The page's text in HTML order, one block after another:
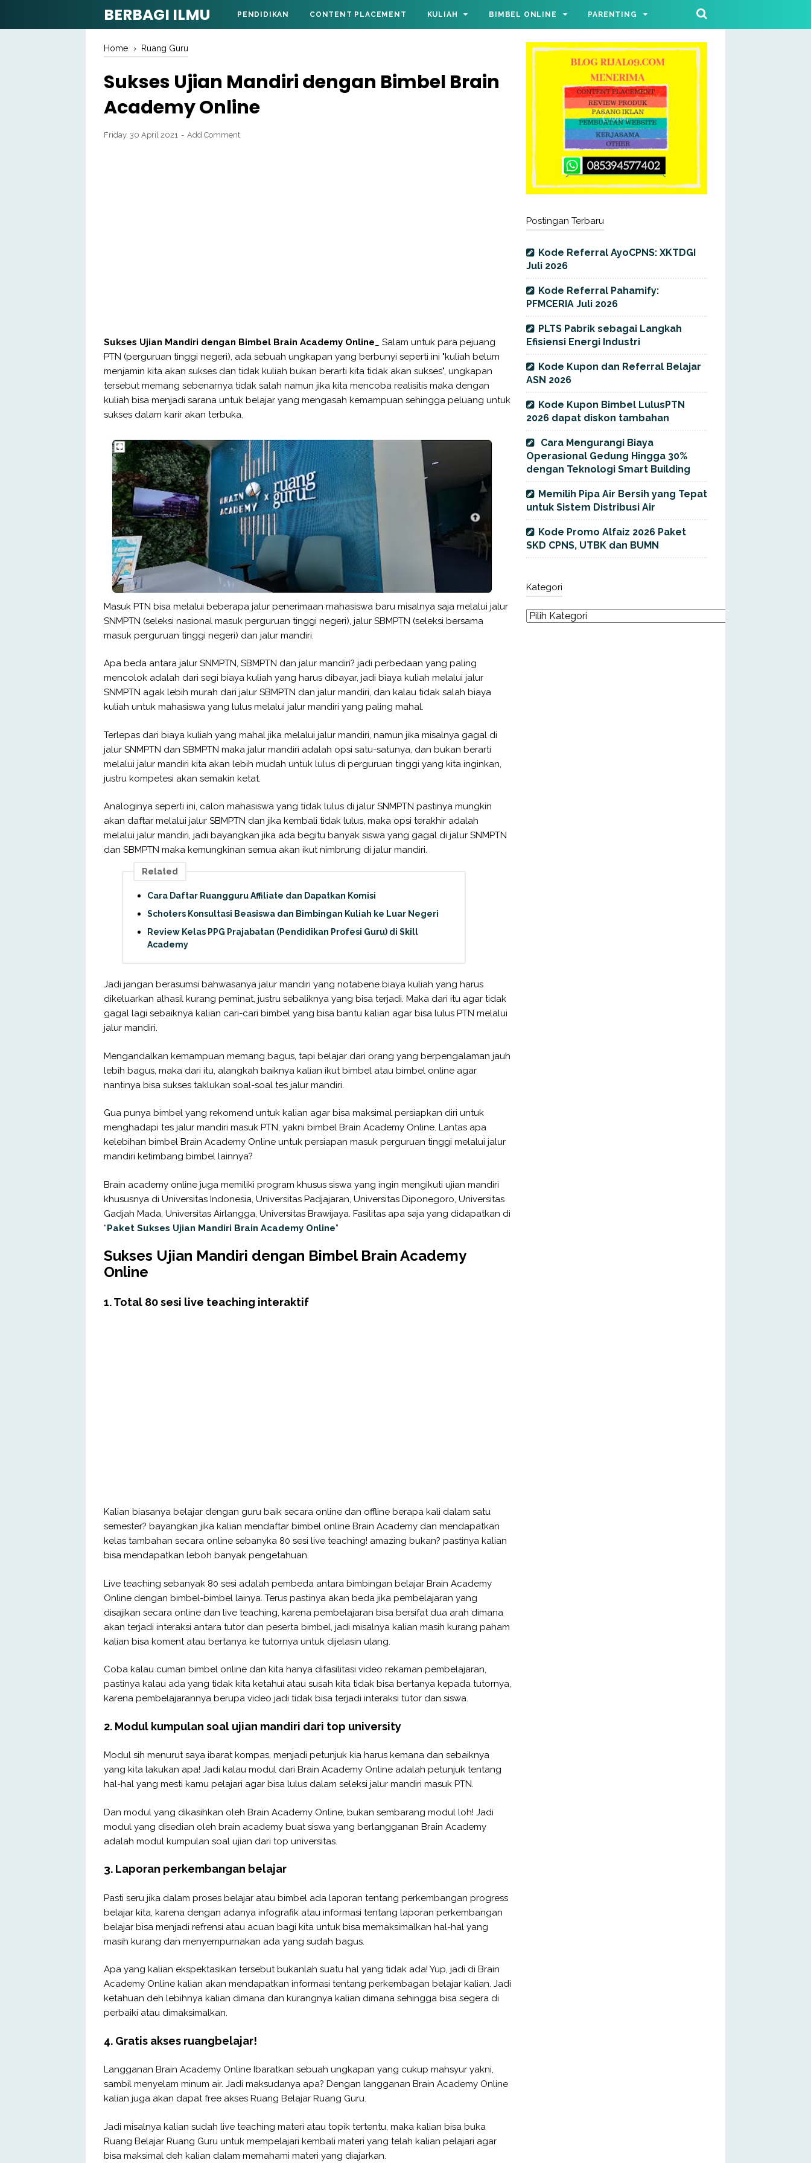
BERBAGI ILMU PENDIDIKAN CONTENT PLACEMENT KULIAH BIMBEL ONLINE PARENTING
Home › Ruang Guru
Sukses Ujian Mandiri dengan Bimbel Brain
Academy Online
Friday, 30 April 2021 Add Comment
Sukses Ujian Mandiri dengan Bimbel Brain Academy Online _ Salam untuk para pejuang
PTN (perguruan tinggi negeri), ada sebuah ungkapan yang berbunyi seperti ini "kuliah belum
menjamin kita akan sukses dan tidak kuliah bukan berarti kita tidak akan sukses", ungkapan
tersebut memang sebenarnya tidak salah namun jika kita mencoba realisitis maka dengan
kuliah bisa menjadi sarana untuk belajar yang mengasah kemampuan sehingga peluang untuk
sukses dalam karir akan terbuka.
Masuk PTN bisa melalui beberapa jalur penerimaan mahasiswa baru misalnya saja melalui jalur
SNMPTN (seleksi nasional masuk perguruan tinggi negeri), jalur SBMPTN (seleksi bersama
masuk perguruan tinggi negeri) dan jalur mandiri.
Apa beda antara jalur SNMPTN, SBMPTN dan jalur mandiri? jadi perbedaan yang paling
mencolok adalah dari segi biaya kuliah yang harus dibayar, jadi biaya kuliah melalui jalur
SNMPTN agak lebih murah dari jalur SBMPTN dan jalur mandiri, dan kalau tidak salah biaya
kuliah untuk mahasiswa yang lulus melalui jalur mandiri yang paling mahal.
Terlepas dari biaya kuliah yang mahal jika melalui jalur mandiri, namun jika misalnya gagal di
jalur SNMPTN dan SBMPTN maka jalur mandiri adalah opsi satu-satunya, dan bukan berarti
melalui jalur mandiri kita akan lebih mudah untuk lulus di perguruan tinggi yang kita inginkan,
justru kompetesi akan semakin ketat.
Analoginya seperti ini, calon mahasiswa yang tidak lulus di jalur SNMPTN pastinya mungkin
akan daftar melalui jalur SBMPTN dan jika kembali tidak lulus, maka opsi terakhir adalah
melalui jalur mandiri, jadi bayangkan jika ada begitu banyak siswa yang gagal di jalur SNMPTN
dan SBMPTN maka kemungkinan semua akan ikut nimbrung di jalur mandiri.
Related
Cara Daftar Ruangguru Affiliate dan Dapatkan Komisi
Schoters Konsultasi Beasiswa dan Bimbingan Kuliah ke Luar Negeri
Review Kelas PPG Prajabatan (Pendidikan Profesi Guru) di Skill
Academy
Jadi jangan berasumsi bahwasanya jalur mandiri yang notabene biaya kuliah yang harus
dikeluarkan alhasil kurang peminat, justru sebaliknya yang bisa terjadi. Maka dari itu agar tidak
gagal lagi sebaiknya kalian cari-cari bimbel yang bisa bantu kalian agar bisa lulus PTN melalui
jalur mandiri.
Mengandalkan kemampuan memang bagus, tapi belajar dari orang yang berpengalaman jauh
lebih bagus, maka dari itu, alangkah baiknya kalian ikut bimbel atau bimbel online agar
nantinya bisa sukses taklukan soal-soal tes jalur mandiri.
Gua punya bimbel yang rekomend untuk kalian agar bisa maksimal persiapkan diri untuk
menghadapi tes jalur mandiri masuk PTN, yakni bimbel Brain Academy Online. Lantas apa
kelebihan bimbel Brain Academy Online untuk persiapan masuk perguruan tinggi melalui jalur
mandiri ketimbang bimbel lainnya?
Brain academy online juga memiliki program khusus siswa yang ingin mengikuti ujian mandiri
khususnya di Universitas Indonesia, Universitas Padjajaran, Universitas Diponegoro, Universitas
Gadjah Mada, Universitas Airlangga, Universitas Brawijaya. Fasilitas apa saja yang didapatkan di
“Paket Sukses Ujian Mandiri Brain Academy Online”
Sukses Ujian Mandiri dengan Bimbel Brain Academy
Online
1. Total 80 sesi live teaching interaktif
Kalian biasanya belajar dengan guru baik secara online dan offline berapa kali dalam satu
semester? bayangkan jika kalian mendaftar bimbel online Brain Academy dan mendapatkan
kelas tambahan secara online sebanyka 80 sesi live teaching! amazing bukan? pastinya kalian
bisa mendapatkan leboh banyak pengetahuan.
Live teaching sebanyak 80 sesi adalah pembeda antara bimbingan belajar Brain Academy
Online dengan bimbel-bimbel lainya. Terus pastinya akan beda jika pembelajaran yang
disajikan secara online dan live teaching, karena pembelajaran bisa bersifat dua arah dimana
akan terjadi interaksi antara tutor dan peserta bimbel, jadi misalnya kalian masih kurang paham
kalian bisa koment atau bertanya ke tutornya untuk dijelasin ulang.
Coba kalau cuman bimbel online dan kita hanya difasilitasi video rekaman pembelajaran,
pastinya kalau ada yang tidak kita ketahui atau susah kita tidak bisa bertanya kepada tutornya,
karena pembelajarannya berupa video jadi tidak bisa terjadi interaksi tutor dan siswa.
2. Modul kumpulan soal ujian mandiri dari top university
Modul sih menurut saya ibarat kompas, menjadi petunjuk kia harus kemana dan sebaiknya
yang kita lakukan apa! Jadi kalau modul dari Brain Academy Online adalah petunjuk tentang
hal-hal yang mesti kamu pelajari agar bisa lulus dalam seleksi jalur mandiri masuk PTN.
Dan modul yang dikasihkan oleh Brain Academy Online, bukan sembarang modul loh! Jadi
modul yang disedian oleh brain academy buat siswa yang berlangganan Brain Academy
adalah modul kumpulan soal ujian dari top universitas.
3. Laporan perkembangan belajar
Pasti seru jika dalam proses belajar atau bimbel ada laporan tentang perkembangan progress
belajar kita, karena dengan adanya infografik atau informasi tentang laporan perkembangan
belajar bisa menjadi refrensi atau acuan bagi kita untuk bisa memaksimalkan hal-hal yang
masih kurang dan menyempurnakan ada yang sudah bagus.
Apa yang kalian ekspektasikan tersebut bukanlah suatu hal yang tidak ada! Yup, jadi di Brain
Academy Online kalian akan mendapatkan informasi tentang perkembagan belajar kalian. Jadi
ketahuan deh lebihnya kalian dimana dan kurangnya kalian dimana sehingga bisa segera di
perbaiki atau dimaksimalkan.
4. Gratis akses ruangbelajar!
Langganan Brain Academy Online Ibaratkan sebuah ungkapan yang cukup mahsyur yakni,
sambil menyelam minum air. Jadi maksudanya apa? Dengan langganan Brain Academy Online
kalian juga akan dapat free akses Ruang Belajar Ruang Guru.
Jadi misalnya kalian sudah live teaching materi atau topik tertentu, maka kalian bisa buka
Ruang Belajar Ruang Guru untuk mempelajari kembali materi yang telah kalian pelajari agar
bisa maksimal deh kalian dalam memahami materi yang diajarkan.
Postingan Terbaru
Kode Referral AyoCPNS: XKTDGI
Juli 2026
Kode Referral Pahamify:
PFMCERIA Juli 2026
PLTS Pabrik sebagai Langkah
Efisiensi Energi Industri
Kode Kupon dan Referral Belajar
ASN 2026
Kode Kupon Bimbel LulusPTN
2026 dapat diskon tambahan
Cara Mengurangi Biaya
Operasional Gedung Hingga 30%
dengan Teknologi Smart Building
Memilih Pipa Air Bersih yang Tepat
untuk Sistem Distribusi Air
Kode Promo Alfaiz 2026 Paket
SKD CPNS, UTBK dan BUMN
Kategori